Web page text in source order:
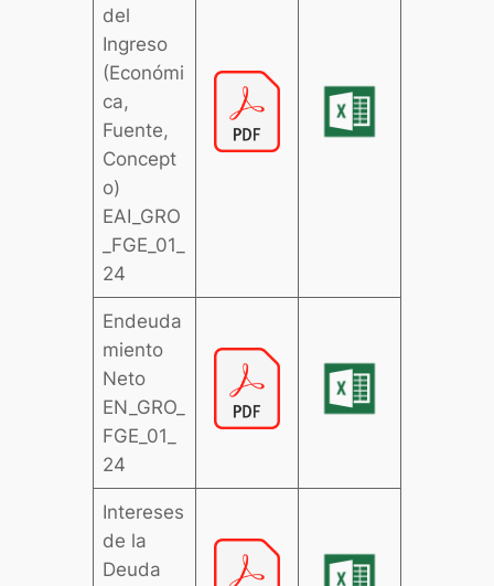
del
Ingreso
(Económi
ca,
Fuente,
Concept
o)
EAI_GRO
_FGE_01_
24
Endeuda
miento
Neto
EN_GRO_
FGE_01_
24
Intereses
de la
Deuda